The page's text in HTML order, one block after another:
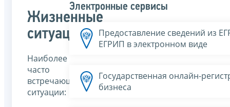
Жизненные
ситуации
Наиболее
часто
встречающиеся
ситуации:
Электронные сервисы
Предоставление сведений из
ЕГРИП в электронном виде
Государственная онлайн-
бизнеса